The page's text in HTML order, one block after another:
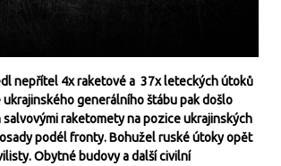
nepřítel 4x raketové a 37x leteckých útoků
ukrajinského generálního štábu pak došlo
salvovými raketomety na pozice ukrajinských
podél fronty. Bohužel ruské útoky opět
Obytné budovy a další civilní